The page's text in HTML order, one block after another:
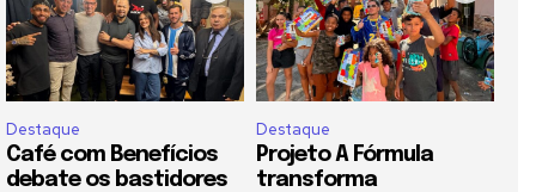
Destaque
Café com Benefícios
debate os bastidores
Destaque
Projeto A Fórmula
transforma